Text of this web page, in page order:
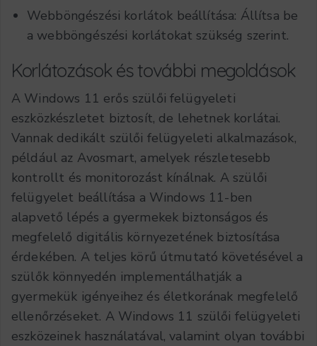
Webböngészési korlátok beállítása: Állítsa be
a webböngészési korlátokat szükség szerint.
Korlátozások és további megoldások
A Windows 11 erős szülői felügyeleti
eszközkészletet biztosít, de lehetnek korlátai.
Vannak dedikált szülői felügyeleti alkalmazások,
például az Avosmart, amelyek részletesebb
kontrollt és monitorozást kínálnak. A szülői
felügyelet beállítása a Windows 11-ben
alapvető lépés a gyermekek biztonságos és
megfelelő digitális környezetének biztosítása
érdekében. A teljes körű útmutató követésével a
szülők könnyedén implementálhatják a
gyermekük igényeihez és életkorának megfelelő
ellenőrzéseket. A Windows 11 szülői felügyeleti
eszközeinek használatával, valamint olyan további